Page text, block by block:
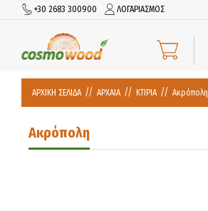
+30 2683 300900 ΛΟΓΑΡΙΑΣΜΟΣ
ΑΡΧΙΚΗ ΣΕΛΙΔΑ ΑΡΧΑΙΑ ΚΤΙΡΙΑ Ακρόπολη
Ακρόπολη